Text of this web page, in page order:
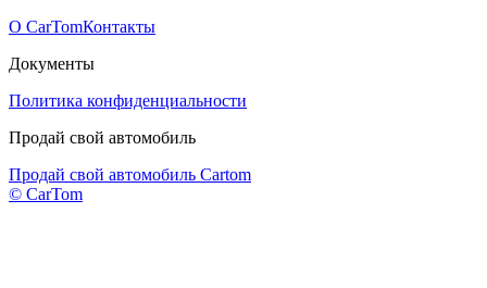
О CarTomКонтакты
Документы
Политика конфиденциальности
Продай свой автомобиль
Продай свой автомобиль Cartom
© CarTom